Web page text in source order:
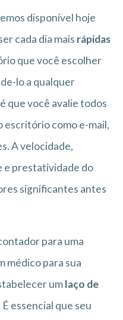
disponível hoje
cada dia mais rápidas
que você escolher
lo a qualquer
que você avalie todos
escritório como e-mail,
A velocidade,
e prestatividade do
significantes antes
para uma
médico para sua
umlaço de
essencial que seu